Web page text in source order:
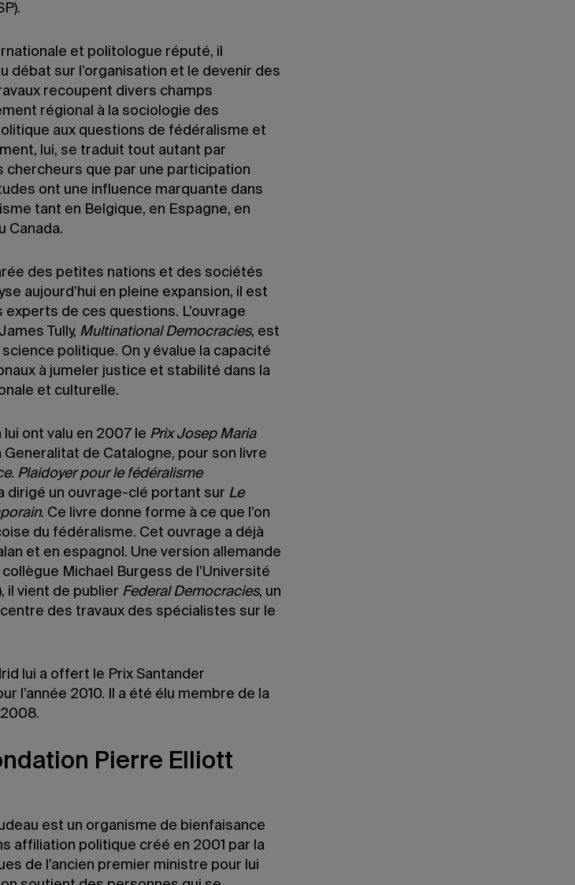
et politologue réputé, il
débat sur l’organisation et le devenir des
recoupent divers champs
régional à la sociologie des
aux questions de fédéralisme et
lui, se traduit tout autant par
chercheurs que par une participation
ont une influence marquante dans
tant en Belgique, en Espagne, en
Canada.
des petites nations et des sociétés
aujourd’hui en pleine expansion, il est
experts de ces questions. L’ouvrage
Tully, Multinational Democracies, est
politique. On y évalue la capacité
à jumeler justice et stabilité dans la
et culturelle.
ont valu en 2007 le Prix Josep Maria
Generalitat de Catalogne, pour son livre
. Plaidoyer pour le fédéralisme
dirigé un ouvrage-clé portant sur Le
. Ce livre donne forme à ce que l’on
du fédéralisme. Cet ouvrage a déjà
et en espagnol. Une version allemande
Michael Burgess de l’Université
il vient de publier Federal Democracies, un
des travaux des spécialistes sur le
lui a offert le Prix Santander
l’année 2010. Il a été élu membre de la
Pierre Elliott
est un organisme de bienfaisance
affiliation politique créé en 2001 par la
de l’ancien premier ministre pour lui